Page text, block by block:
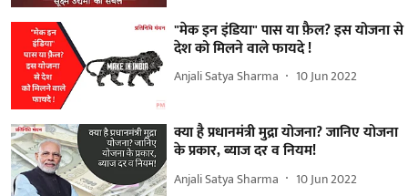
"मेक इन इंडिया" पास या फ़ैल? इस योजना से
देश को मिलने वाले फायदे !
Anjali Satya Sharma 10 Jun 2022
क्या है प्रधानमंत्री मुद्रा योजना? जानिए योजना
के प्रकार, ब्याज दर व नियम!
Anjali Satya Sharma 10 Jun 2022